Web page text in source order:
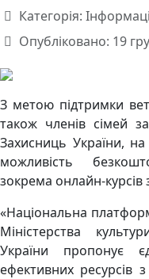
Категорія:
Опубліковано: 19
З метою підтримки
також членів сімей
Захисниць України,
можливість
зокрема онлайн-курсів
«Національна
Міністерства
України пропонує
ефективних ресурсів